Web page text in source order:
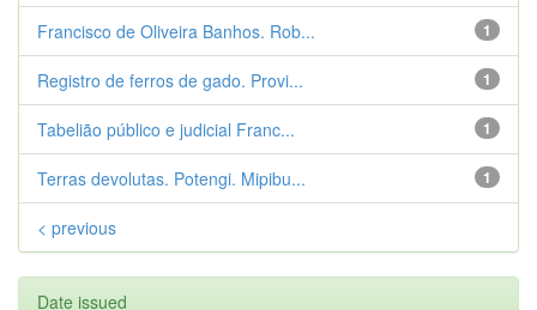
1
Francisco de Oliveira Banhos. Rob...
1
Registro de ferros de gado. Provi...
1
Tabelião público e judicial Franc...
1
Terras devolutas. Potengi. Mipibu...
< previous
Date issued